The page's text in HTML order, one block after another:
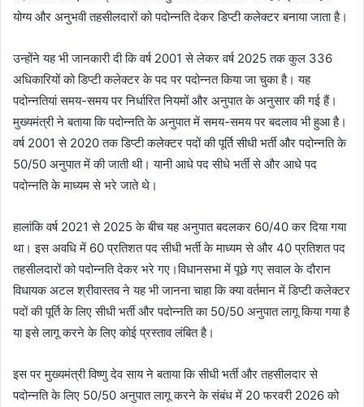
योग्य और अनुभवी तहसीलदारों को पदोन्नति देकर डिप्टी कलेक्टर बनाया जाता है।
उन्होंने यह भी जानकारी दी कि वर्ष 2001 से लेकर वर्ष 2025 तक कुल 336
अधिकारियों को डिप्टी कलेक्टर के पद पर पदोन्नत किया जा चुका है। यह
पदोन्नतियां समय-समय पर निर्धारित नियमों और अनुपात के अनुसार की गई हैं।
मुख्यमंत्री ने बताया कि पदोन्नति के अनुपात में समय-समय पर बदलाव भी हुआ है।
वर्ष 2001 से 2020 तक डिप्टी कलेक्टर पदों की पूर्ति सीधी भर्ती और पदोन्नति के
50/50 अनुपात में की जाती थी। यानी आधे पद सीधे भर्ती से और आधे पद
पदोन्नति के माध्यम से भरे जाते थे।
हालांकि वर्ष 2021 से 2025 के बीच यह अनुपात बदलकर 60/40 कर दिया गया
था। इस अवधि में 60 प्रतिशत पद सीधी भर्ती के माध्यम से और 40 प्रतिशत पद
तहसीलदारों को पदोन्नति देकर भरे गए।विधानसभा में पूछे गए सवाल के दौरान
विधायक अटल श्रीवास्तव ने यह भी जानना चाहा कि क्या वर्तमान में डिप्टी कलेक्टर
पदों की पूर्ति के लिए सीधी भर्ती और पदोन्नति का 50/50 अनुपात लागू किया गया है
या इसे लागू करने के लिए कोई प्रस्ताव लंबित है।
इस पर मुख्यमंत्री विष्णु देव साय ने बताया कि सीधी भर्ती और तहसीलदार से
पदोन्नति के लिए 50/50 अनुपात लागू करने के संबंध में 20 फरवरी 2026 को